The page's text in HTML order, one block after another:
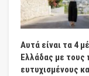
Αυτά είναι τα 4
Ελλάδας με τους
ευτυχισμένους